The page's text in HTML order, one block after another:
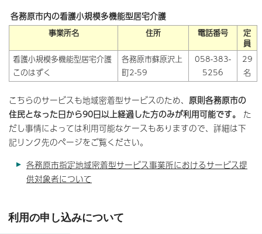
各務原市内の看護小規模多機能型居宅介護
事業所名 住所 電話番号
定
員
看護小規模多機能型居宅介護
このはずく
各務原市蘇原沢上
町2-59
058-383-
5256
29
名
こちらのサービスも地域密着型サービスのため、 原則各務原市の
住民となった日から90日以上経過した方のみが利用可能です。 た
だし事情によっては利用可能なケースもありますので、詳細は下
記リンク先のページをご覧ください。
各務原市指定地域密着型サービス事業所におけるサービス提
供対象者について
利用の申し込みについて